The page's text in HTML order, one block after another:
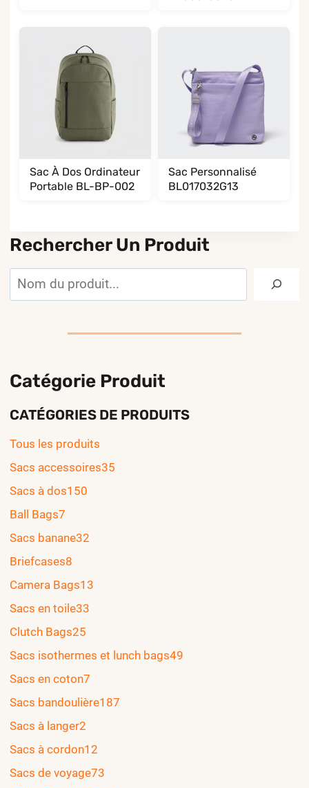
Sac À Dos Ordinateur
Portable BL-BP-002
Sac Personnalisé
BL017032G13
Rechercher Un Produit
Rechercher
Catégorie Produit
CATÉGORIES DE PRODUITS
Tous les produits
Sacs accessoires35
Sacs à dos150
Ball Bags7
Sacs banane32
Briefcases8
Camera Bags13
Sacs en toile33
Clutch Bags25
Sacs isothermes et lunch bags49
Sacs en coton7
Sacs bandoulière187
Sacs à langer2
Sacs à cordon12
Sacs de voyage73